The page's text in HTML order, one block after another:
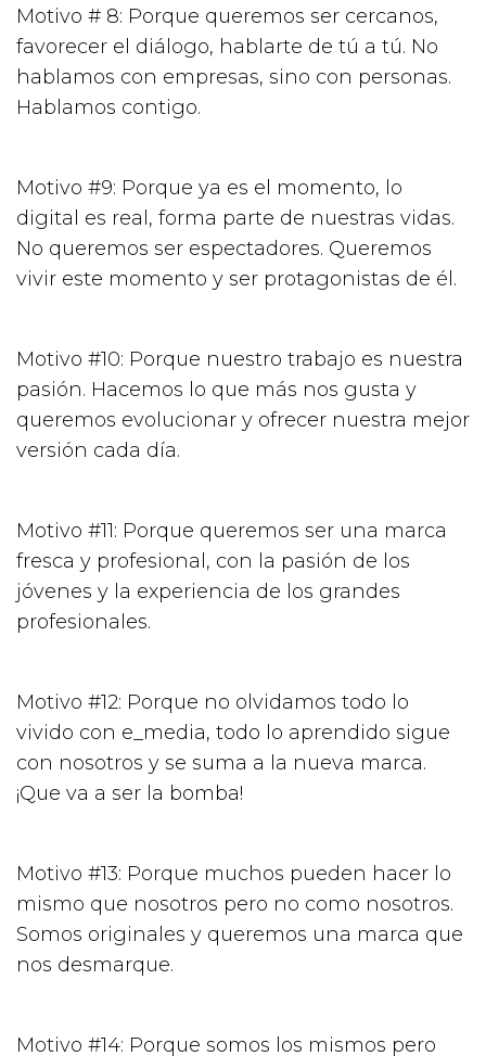
Motivo # 8: Porque queremos ser cercanos,
favorecer el diálogo, hablarte de tú a tú. No
hablamos con empresas, sino con personas.
Hablamos contigo.
Motivo #9: Porque ya es el momento, lo
digital es real, forma parte de nuestras vidas.
No queremos ser espectadores. Queremos
vivir este momento y ser protagonistas de él.
Motivo #10: Porque nuestro trabajo es nuestra
pasión. Hacemos lo que más nos gusta y
queremos evolucionar y ofrecer nuestra mejor
versión cada día.
Motivo #11: Porque queremos ser una marca
fresca y profesional, con la pasión de los
jóvenes y la experiencia de los grandes
profesionales.
Motivo #12: Porque no olvidamos todo lo
vivido con e_media, todo lo aprendido sigue
con nosotros y se suma a la nueva marca.
¡Que va a ser la bomba!
Motivo #13: Porque muchos pueden hacer lo
mismo que nosotros pero no como nosotros.
Somos originales y queremos una marca que
nos desmarque.
Motivo #14: Porque somos los mismos pero